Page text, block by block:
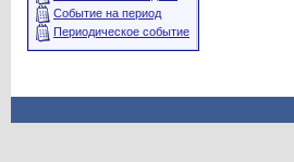
Событие на период
Периодическое событие